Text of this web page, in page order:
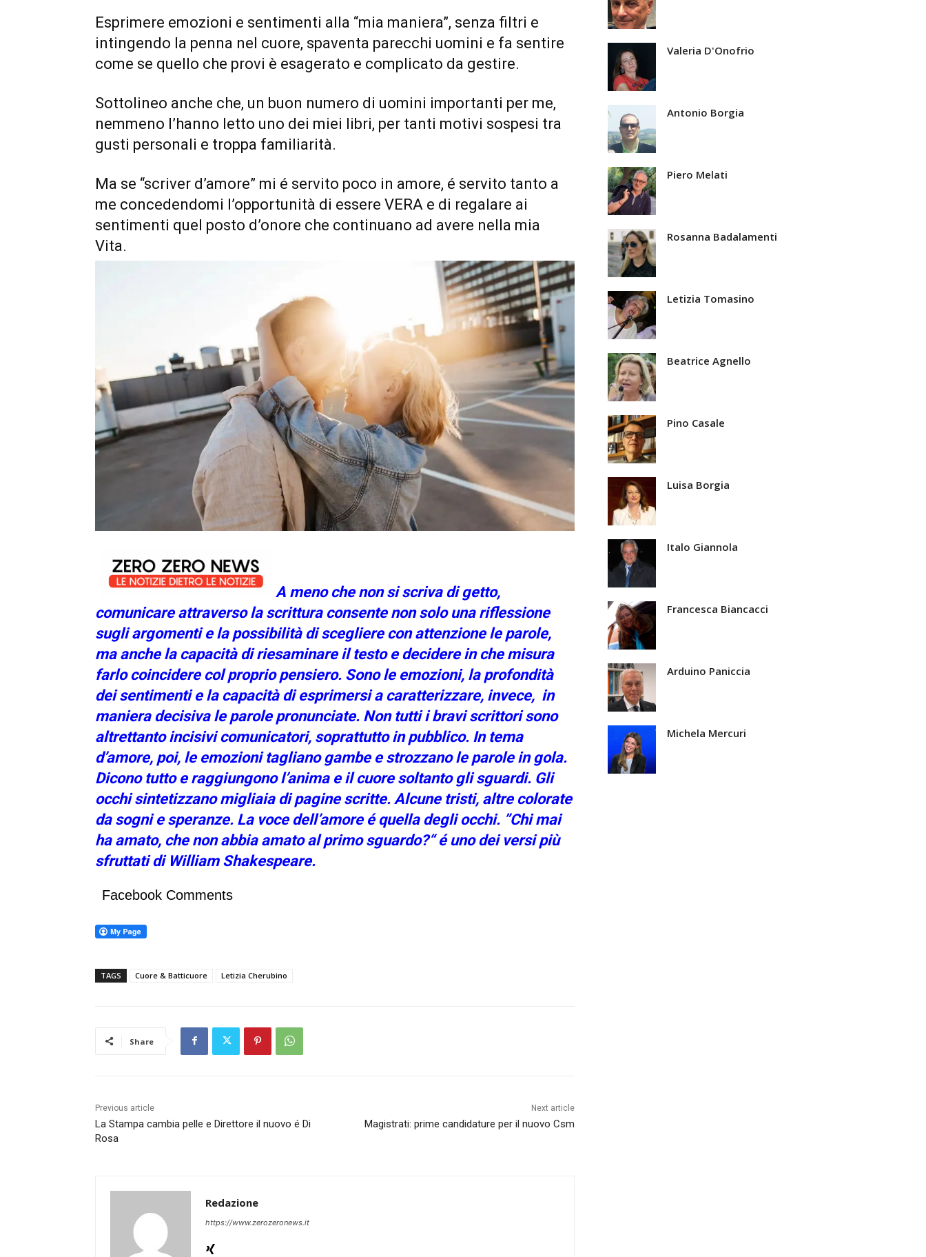
Esprimere emozioni e sentimenti alla “mia maniera”, senza filtri e
intingendo la penna nel cuore, spaventa parecchi uomini e fa sentire
come se quello che provi è esagerato e complicato da gestire.
Sottolineo anche che, un buon numero di uomini importanti per me,
nemmeno l’hanno letto uno dei miei libri, per tanti motivi sospesi tra
gusti personali e troppa familiarità.
Ma se “scriver d’amore” mi é servito poco in amore, é servito tanto a
me concedendomi l’opportunità di essere VERA e di regalare ai
sentimenti quel posto d’onore che continuano ad avere nella mia
Vita.
A meno che non si scriva di getto,
comunicare attraverso la scrittura consente non solo una riflessione
sugli argomenti e la possibilità di scegliere con attenzione le parole,
ma anche la capacità di riesaminare il testo e decidere in che misura
farlo coincidere col proprio pensiero. Sono le emozioni, la profondità
dei sentimenti e la capacità di esprimersi a caratterizzare, invece, in
maniera decisiva le parole pronunciate. Non tutti i bravi scrittori sono
altrettanto incisivi comunicatori, soprattutto in pubblico. In tema
d’amore, poi, le emozioni tagliano gambe e strozzano le parole in gola.
Dicono tutto e raggiungono l’anima e il cuore soltanto gli sguardi. Gli
occhi sintetizzano migliaia di pagine scritte. Alcune tristi, altre colorate
da sogni e speranze. La voce dell’amore é quella degli occhi. ”Chi mai
ha amato, che non abbia amato al primo sguardo?“ é uno dei versi più
sfruttati di William Shakespeare.
Facebook Comments
TAGS Cuore & Batticuore Letizia Cherubino
Share
Previous article
La Stampa cambia pelle e Direttore il nuovo é Di
Rosa
Next article
Magistrati: prime candidature per il nuovo Csm
Redazione
https://www.zerozeronews.it
Valeria D'Onofrio
Antonio Borgia
Piero Melati
Rosanna Badalamenti
Letizia Tomasino
Beatrice Agnello
Pino Casale
Luisa Borgia
Italo Giannola
Francesca Biancacci
Arduino Paniccia
Michela Mercuri